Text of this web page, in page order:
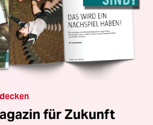
für Zukunft